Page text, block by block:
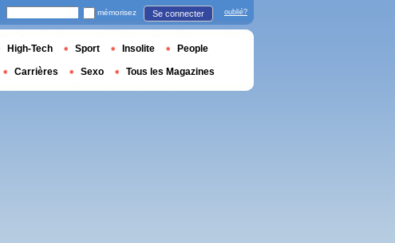
mémorisez Se connecter oublié?
High-Tech Sport Insolite People
Carrières Sexo Tous les Magazines